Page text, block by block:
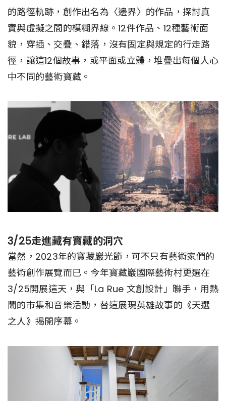
的路徑軌跡，創作出名為〈邊界〉的作品，探討真
實與虛擬之間的模糊界線。12件作品、12種藝術面
貌，穿插、交疊、錯落，沒有固定與規定的行走路
徑，讓這12個故事，或平面或立體，堆疊出每個人心
中不同的藝術寶藏。
3/25走進藏有寶藏的洞穴
當然，2023年的寶藏巖光節，可不只有藝術家們的
藝術創作展覽而已。今年寶藏巖國際藝術村更選在
3/25開展這天，與「La Rue 文創設計」聯手，用熱
鬧的市集和音樂活動，替這展現英雄故事的《天選
之人》揭開序幕。